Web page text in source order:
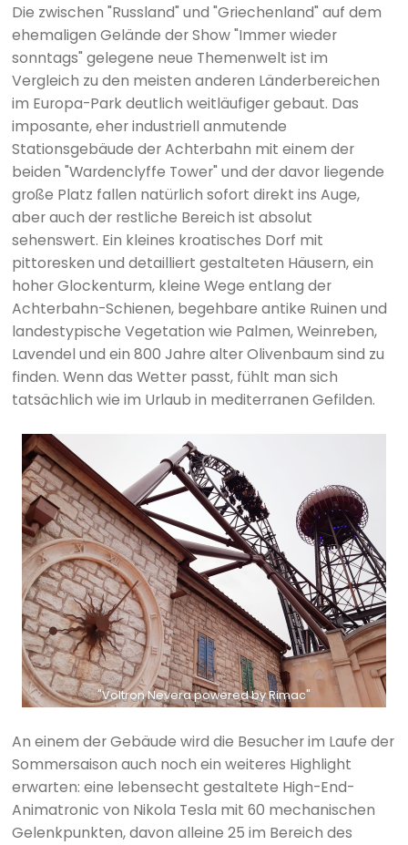
Die zwischen "Russland" und "Griechenland" auf dem
ehemaligen Gelände der Show "Immer wieder
sonntags" gelegene neue Themenwelt ist im
Vergleich zu den meisten anderen Länderbereichen
im Europa-Park deutlich weitläufiger gebaut. Das
imposante, eher industriell anmutende
Stationsgebäude der Achterbahn mit einem der
beiden "Wardenclyffe Tower" und der davor liegende
große Platz fallen natürlich sofort direkt ins Auge,
aber auch der restliche Bereich ist absolut
sehenswert. Ein kleines kroatisches Dorf mit
pittoresken und detailliert gestalteten Häusern, ein
hoher Glockenturm, kleine Wege entlang der
Achterbahn-Schienen, begehbare antike Ruinen und
landestypische Vegetation wie Palmen, Weinreben,
Lavendel und ein 800 Jahre alter Olivenbaum sind zu
finden. Wenn das Wetter passt, fühlt man sich
tatsächlich wie im Urlaub in mediterranen Gefilden.
"Voltron Nevera powered by Rimac"
An einem der Gebäude wird die Besucher im Laufe der
Sommersaison auch noch ein weiteres Highlight
erwarten: eine lebensecht gestaltete High-End-
Animatronic von Nikola Tesla mit 60 mechanischen
Gelenkpunkten, davon alleine 25 im Bereich des